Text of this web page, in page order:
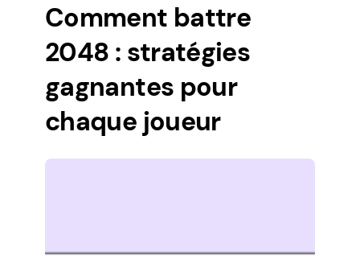
Comment battre
2048 : stratégies
gagnantes pour
chaque joueur